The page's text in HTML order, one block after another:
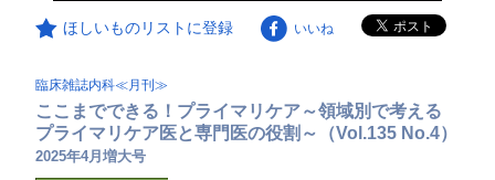
ほしいものリストに登録 いいね
臨床雑誌内科≪月刊≫
ここまでできる！プライマリケア～領域別で考える
プライマリケア医と専門医の役割～（Vol.135 No.4）
2025年4月増大号